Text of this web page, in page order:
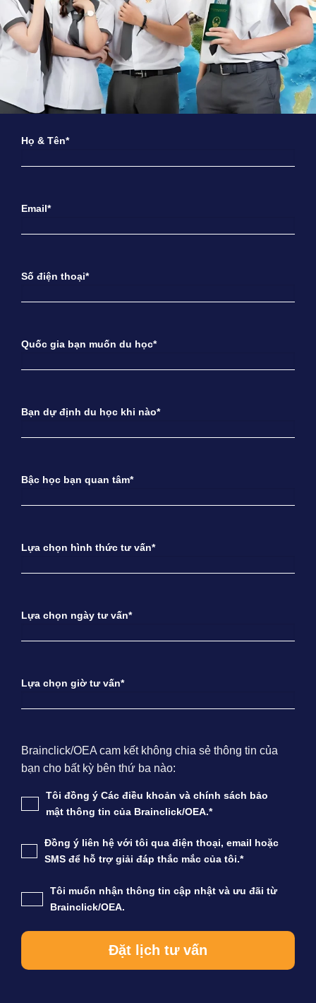
Họ & Tên*
Email*
Số điện thoại*
Quốc gia bạn muốn du học*
Bạn dự định du học khi nào*
Bậc học bạn quan tâm*
Lựa chọn hình thức tư vấn*
Lựa chọn ngày tư vấn*
Lựa chọn giờ tư vấn*
Brainclick/OEA cam kết không chia sẻ thông tin của
bạn cho bất kỳ bên thứ ba nào:
Tôi đồng ý Các điều khoản và chính sách bảo
mật thông tin của Brainclick/OEA.*
Đồng ý liên hệ với tôi qua điện thoại, email hoặc
SMS để hỗ trợ giải đáp thắc mắc của tôi.*
Tôi muốn nhận thông tin cập nhật và ưu đãi từ
Brainclick/OEA.